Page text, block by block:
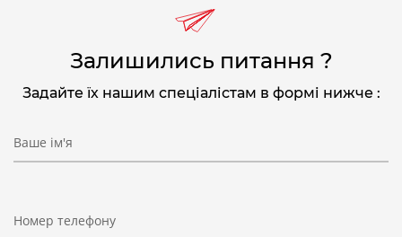
Залишились питання ?
Задайте їх нашим спеціалістам в формі нижче :
Ваше ім'я
Номер телефону